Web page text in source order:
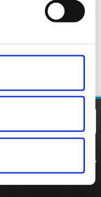
POLITYKA